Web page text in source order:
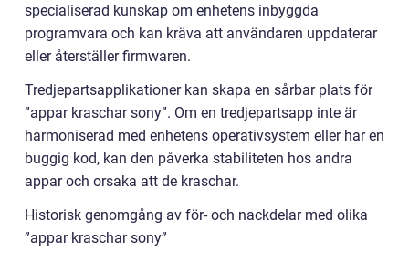
specialiserad kunskap om enhetens inbyggda
programvara och kan kräva att användaren uppdaterar
eller återställer firmwaren.
Tredjepartsapplikationer kan skapa en sårbar plats för
”appar kraschar sony”. Om en tredjepartsapp inte är
harmoniserad med enhetens operativsystem eller har en
buggig kod, kan den påverka stabiliteten hos andra
appar och orsaka att de kraschar.
Historisk genomgång av för- och nackdelar med olika
”appar kraschar sony”